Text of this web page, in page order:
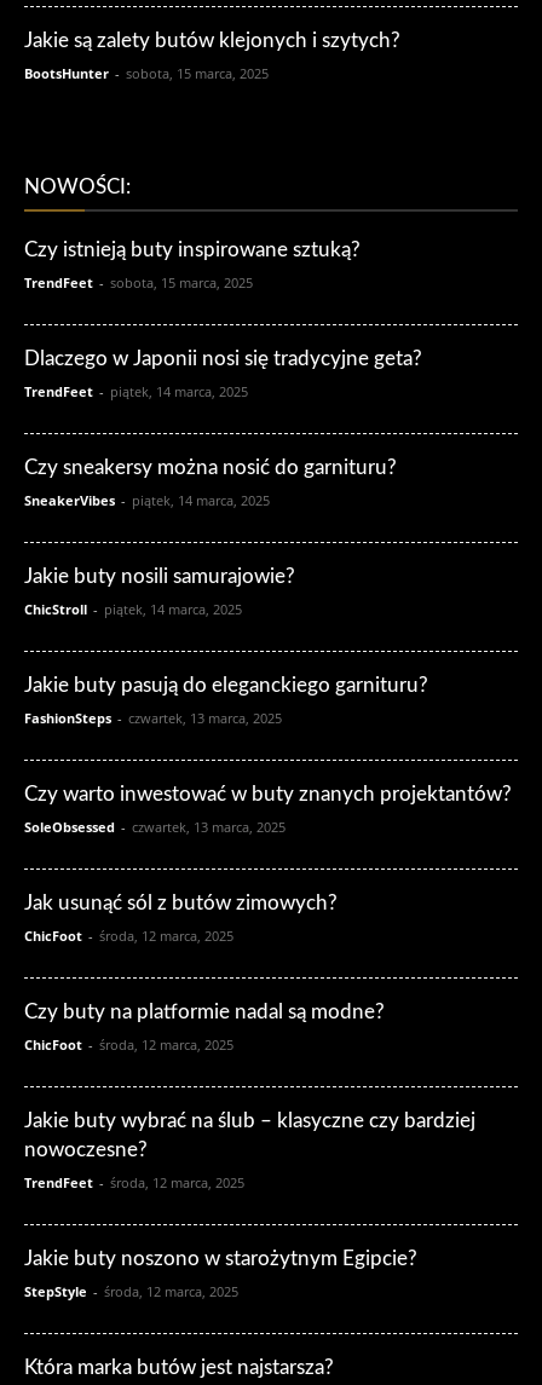
Jakie są zalety butów klejonych i szytych?
BootsHunter - sobota, 15 marca, 2025
NOWOŚCI:
Czy istnieją buty inspirowane sztuką?
TrendFeet - sobota, 15 marca, 2025
Dlaczego w Japonii nosi się tradycyjne geta?
TrendFeet - piątek, 14 marca, 2025
Czy sneakersy można nosić do garnituru?
SneakerVibes - piątek, 14 marca, 2025
Jakie buty nosili samurajowie?
ChicStroll - piątek, 14 marca, 2025
Jakie buty pasują do eleganckiego garnituru?
FashionSteps - czwartek, 13 marca, 2025
Czy warto inwestować w buty znanych projektantów?
SoleObsessed - czwartek, 13 marca, 2025
Jak usunąć sól z butów zimowych?
ChicFoot - środa, 12 marca, 2025
Czy buty na platformie nadal są modne?
ChicFoot - środa, 12 marca, 2025
Jakie buty wybrać na ślub – klasyczne czy bardziej
nowoczesne?
TrendFeet - środa, 12 marca, 2025
Jakie buty noszono w starożytnym Egipcie?
StepStyle - środa, 12 marca, 2025
Która marka butów jest najstarsza?